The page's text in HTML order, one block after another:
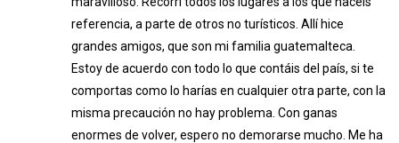
referencia, a parte de otros no turísticos. Allí hice
grandes amigos, que son mi familia guatemalteca.
Estoy de acuerdo con todo lo que contáis del país, si te
comportas como lo harías en cualquier otra parte, con la
misma precaución no hay problema. Con ganas
enormes de volver, espero no demorarse mucho. Me ha